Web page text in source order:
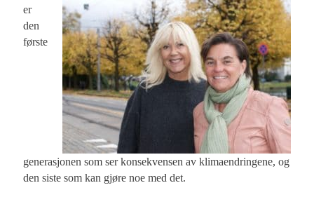
er
den
første
generasjonen som ser konsekvensen av klimaendringene, og
den siste som kan gjøre noe med det.